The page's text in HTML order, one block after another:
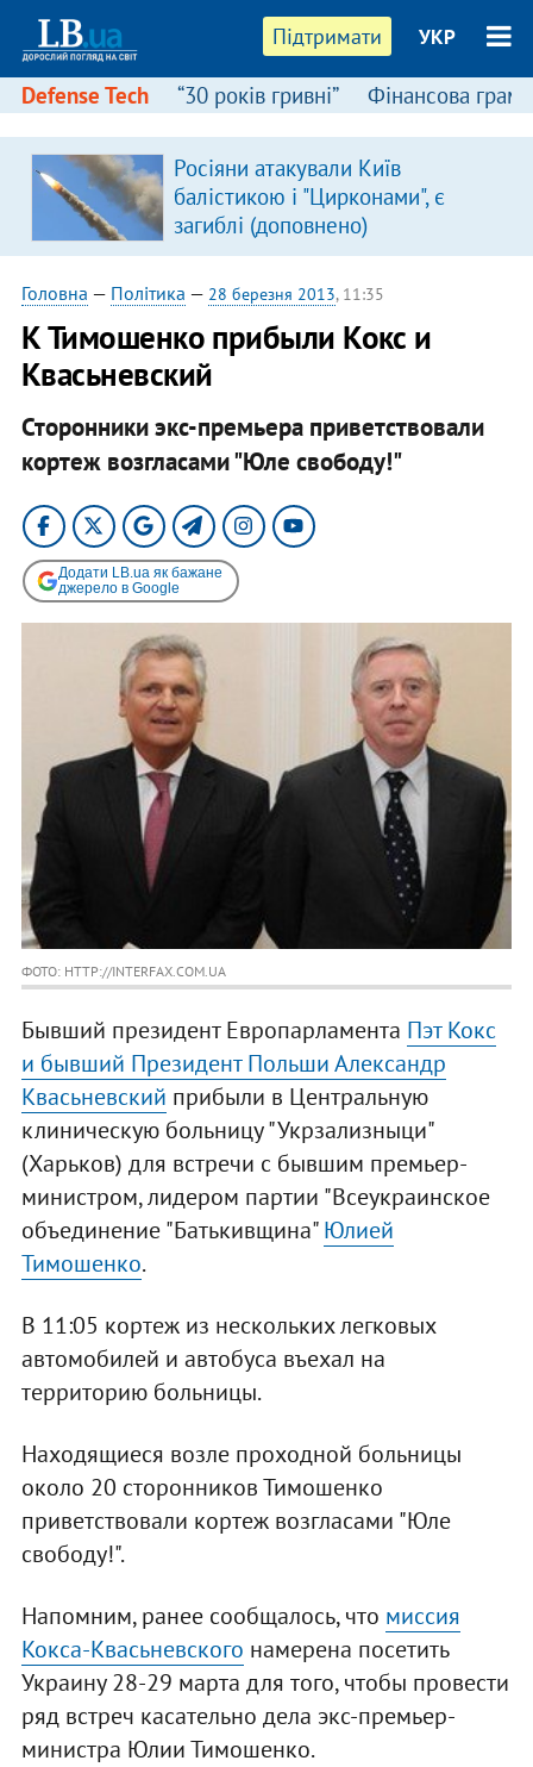
Підтримати УКР
Defense Tech “30 років гривні” Фінансова
Росіяни атакували Київ
балістикою і "Цирконами", є
загиблі (доповнено)
Головна — Політика — 28 березня 2013, 11:35
К Тимошенко прибыли Кокс и
Квасьневский
Сторонники экс-премьера приветствовали
кортеж возгласами "Юле свободу!"
Додати LB.ua як бажане
джерело в Google
ФОТО: HTTP://INTERFAX.COM.UA
Бывший президент Европарламента Пэт Кокс
и бывший Президент Польши Александр
Квасьневский прибыли в Центральную
клиническую больницу "Укрзализныци"
(Харьков) для встречи с бывшим премьер-
министром, лидером партии "Всеукраинское
объединение "Батькивщина"Юлией
Тимошенко.
В 11:05 кортеж из нескольких легковых
автомобилей и автобуса въехал на
территорию больницы.
Находящиеся возле проходной больницы
около 20 сторонников Тимошенко
приветствовали кортеж возгласами "Юле
свободу!".
Напомним, ранее сообщалось, что миссия
Кокса-Квасьневского намерена посетить
Украину 28-29 марта для того, чтобы провести
ряд встреч касательно дела экс-премьер-
министра Юлии Тимошенко.